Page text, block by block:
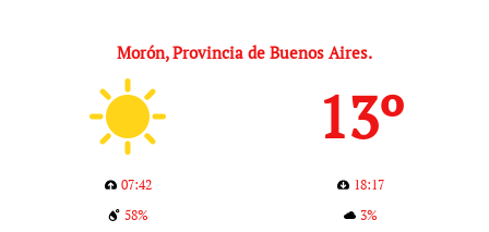
Morón, Provincia de Buenos Aires.
13º
07:42
18:17
58%
3%